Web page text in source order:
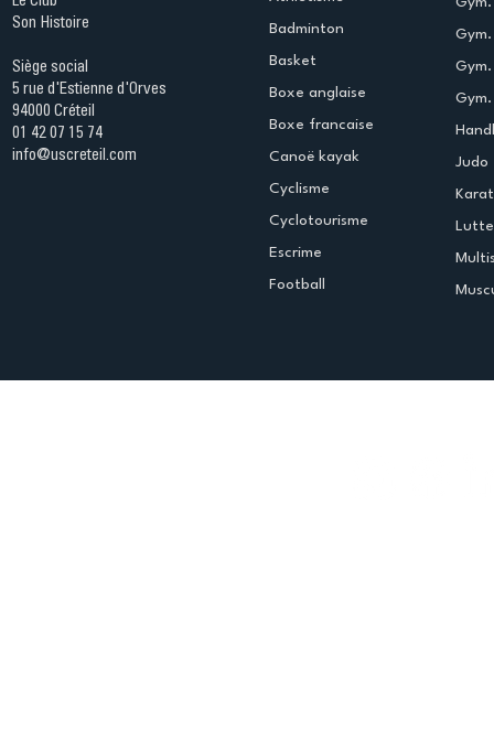
Son Histoire
Siège social
5 rue d'Estienne d'Orves
94000 Créteil
01 42 07 15 74
info@uscreteil.com
Badminton
Basket
Boxe anglaise
Boxe francaise
Canoë kayak
Cyclisme
Cyclotourisme
Escrime
Football
Judo
Lutte